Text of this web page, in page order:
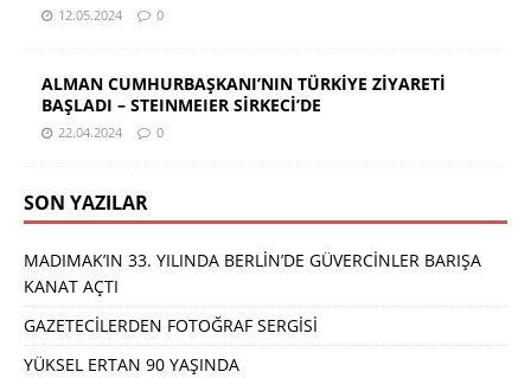
12.05.2024 0
ALMAN CUMHURBAŞKANI’NIN TÜRKİYE ZİYARETİ
BAŞLADI – STEINMEIER SİRKECİ’DE
22.04.2024 0
SON YAZILAR
MADIMAK’IN 33. YILINDA BERLİN’DE GÜVERCİNLER BARIŞA
KANAT AÇTI
GAZETECİLERDEN FOTOĞRAF SERGİSİ
YÜKSEL ERTAN 90 YAŞINDA